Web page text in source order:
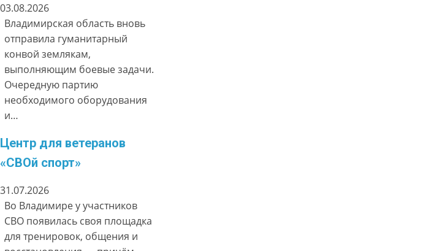
03.08.2026
Владимирская область вновь
отправила гуманитарный
конвой землякам,
выполняющим боевые задачи.
Очередную партию
необходимого оборудования
и…
Центр для ветеранов
«СВОй спорт»
31.07.2026
Во Владимире у участников
СВО появилась своя площадка
для тренировок, общения и